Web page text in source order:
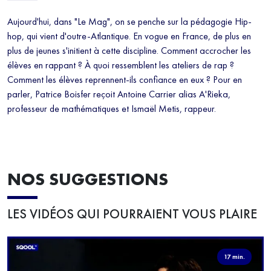
Aujourd'hui, dans "Le Mag", on se penche sur la pédagogie Hip-
hop, qui vient d'outre-Atlantique. En vogue en France, de plus en
plus de jeunes s'initient à cette discipline. Comment accrocher les
élèves en rappant ? À quoi ressemblent les ateliers de rap ?
Comment les élèves reprennent-ils confiance en eux ? Pour en
parler, Patrice Boisfer reçoit Antoine Carrier alias A'Rieka,
professeur de mathématiques et Ismaël Metis, rappeur.
NOS SUGGESTIONS
LES VIDÉOS QUI POURRAIENT VOUS PLAIRE
17 min.